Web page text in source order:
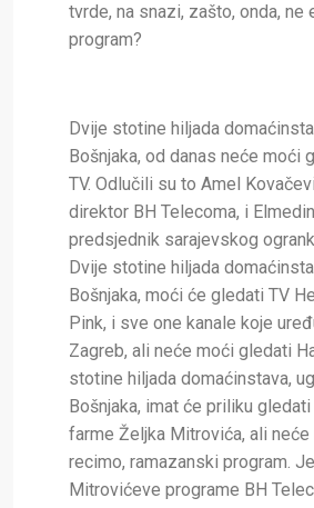
tvrde, na snazi, zašto, onda, ne
program?
Dvije stotine hiljada
Bošnjaka, od danas neće moći
TV. Odlučili su to Amel
direktor BH Telecoma, i
predsjednik sarajevskog
Dvije stotine hiljada
Bošnjaka, moći će gledati TV
Pink, i sve one kanale koje
Zagreb, ali neće moći gledati
stotine hiljada domaćinstava,
Bošnjaka, imat će priliku
farme Željka Mitrovića, ali
recimo, ramazanski program.
Mitrovićeve programe BH